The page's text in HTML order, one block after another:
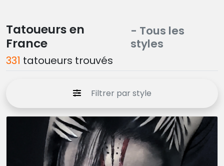
Tatoueurs en
France
- Tous les
styles
331 tatoueurs trouvés
Filtrer par style